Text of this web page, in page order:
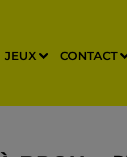
JEUX CONTACT